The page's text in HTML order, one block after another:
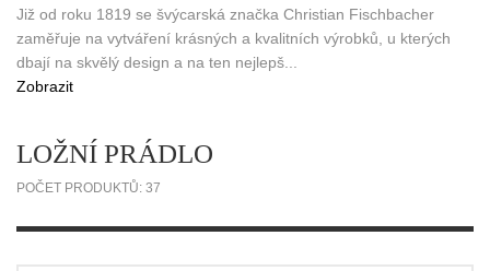
Již od roku 1819 se švýcarská značka Christian Fischbacher
zaměřuje na vytváření krásných a kvalitních výrobků, u kterých
dbají na skvělý design a na ten nejlepš...
Zobrazit
LOŽNÍ PRÁDLO
POČET PRODUKTŮ: 37